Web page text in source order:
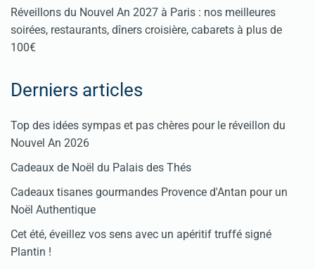
Réveillons du Nouvel An 2027 à Paris : nos meilleures
soirées, restaurants, dîners croisière, cabarets à plus de
100€
Derniers articles
Top des idées sympas et pas chères pour le réveillon du
Nouvel An 2026
Cadeaux de Noël du Palais des Thés
Cadeaux tisanes gourmandes Provence d'Antan pour un
Noël Authentique
Cet été, éveillez vos sens avec un apéritif truffé signé
Plantin !